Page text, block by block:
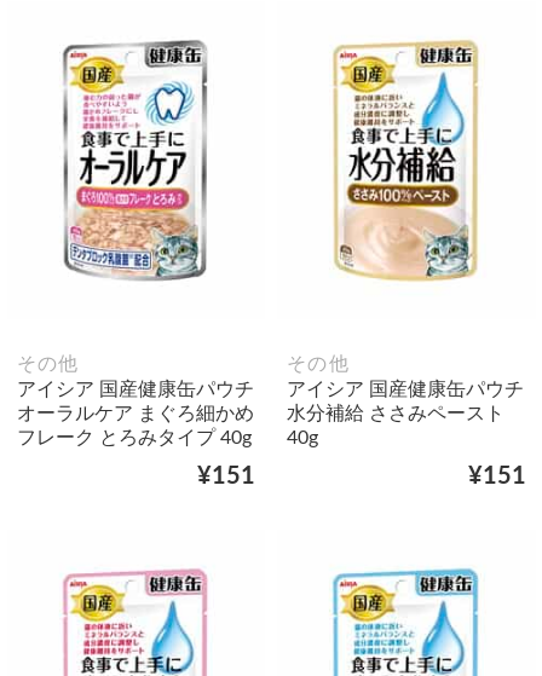
その他
アイシア 国産健康缶パウチ
オーラルケア まぐろ細かめ
フレーク とろみタイプ 40g
¥151
その他
アイシア 国産健康缶パウチ
水分補給 ささみペースト
40g
¥151